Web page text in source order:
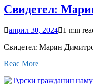
Свидетел:
април 30, 2024 1 min
Свидетел: Марин
Read More